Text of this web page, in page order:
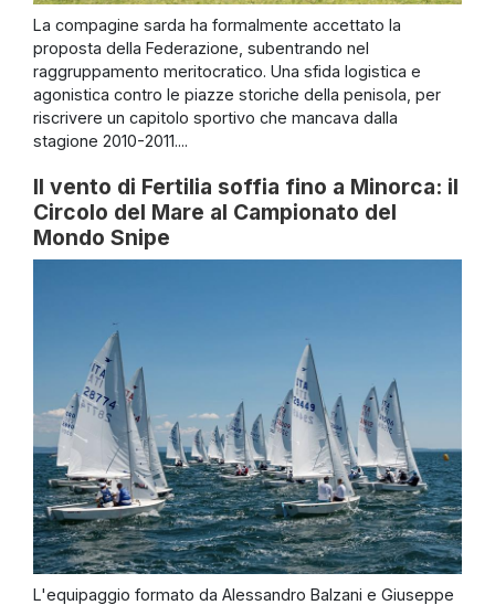
La compagine sarda ha formalmente accettato la
proposta della Federazione, subentrando nel
raggruppamento meritocratico. Una sfida logistica e
agonistica contro le piazze storiche della penisola, per
riscrivere un capitolo sportivo che mancava dalla
stagione 2010-2011....
Il vento di Fertilia soffia fino a Minorca: il
Circolo del Mare al Campionato del
Mondo Snipe
L'equipaggio formato da Alessandro Balzani e Giuseppe